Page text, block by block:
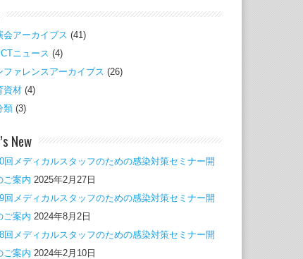
会アーカイブス (41)
ニュース (4)
ファレンスアーカイブス (26)
資材 (4)
類 (3)
New
回メディカルスタッフのための感染対策セミナー開
ご案内 2025年2月27日
回メディカルスタッフのための感染対策セミナー開
ご案内 2024年8月2日
回メディカルスタッフのための感染対策セミナー開
ご案内 2024年2月10日